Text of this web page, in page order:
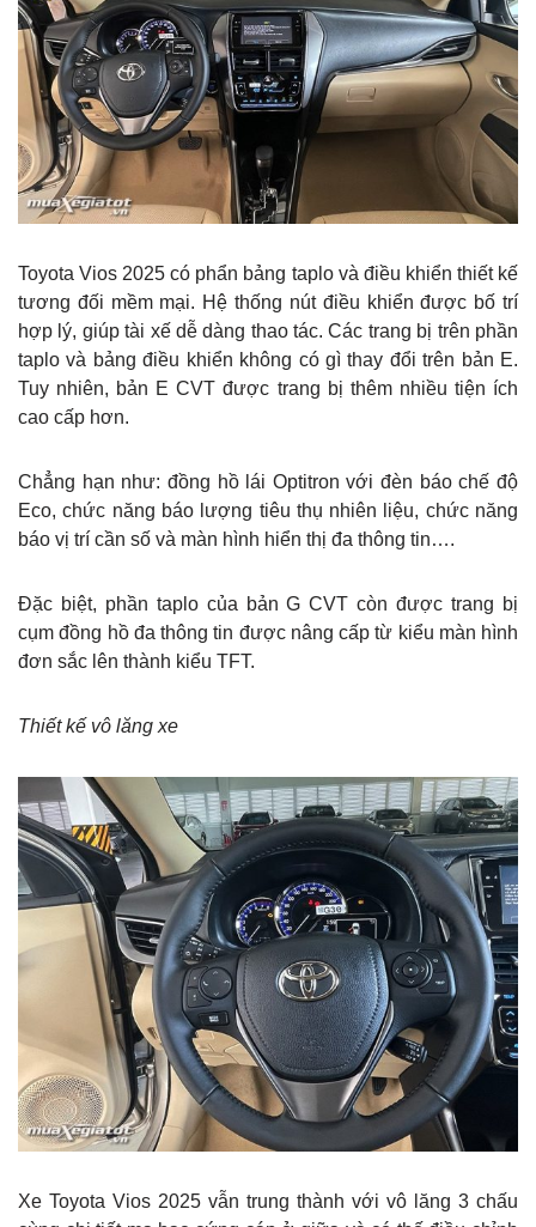
Toyota Vios 2025 có phẩn bảng taplo và điều khiển thiết kế
tương đối mềm mại. Hệ thống nút điều khiển được bố trí
hợp lý, giúp tài xế dễ dàng thao tác. Các trang bị trên phần
taplo và bảng điều khiển không có gì thay đổi trên bản E.
Tuy nhiên, bản E CVT được trang bị thêm nhiều tiện ích
cao cấp hơn.
Chẳng hạn như: đồng hồ lái Optitron với đèn báo chế độ
Eco, chức năng báo lượng tiêu thụ nhiên liệu, chức năng
báo vị trí cần số và màn hình hiển thị đa thông tin….
Đặc biệt, phần taplo của bản G CVT còn được trang bị
cụm đồng hồ đa thông tin được nâng cấp từ kiểu màn hình
đơn sắc lên thành kiểu TFT.
Thiết kế vô lăng xe
Xe Toyota Vios 2025 vẫn trung thành với vô lăng 3 chấu